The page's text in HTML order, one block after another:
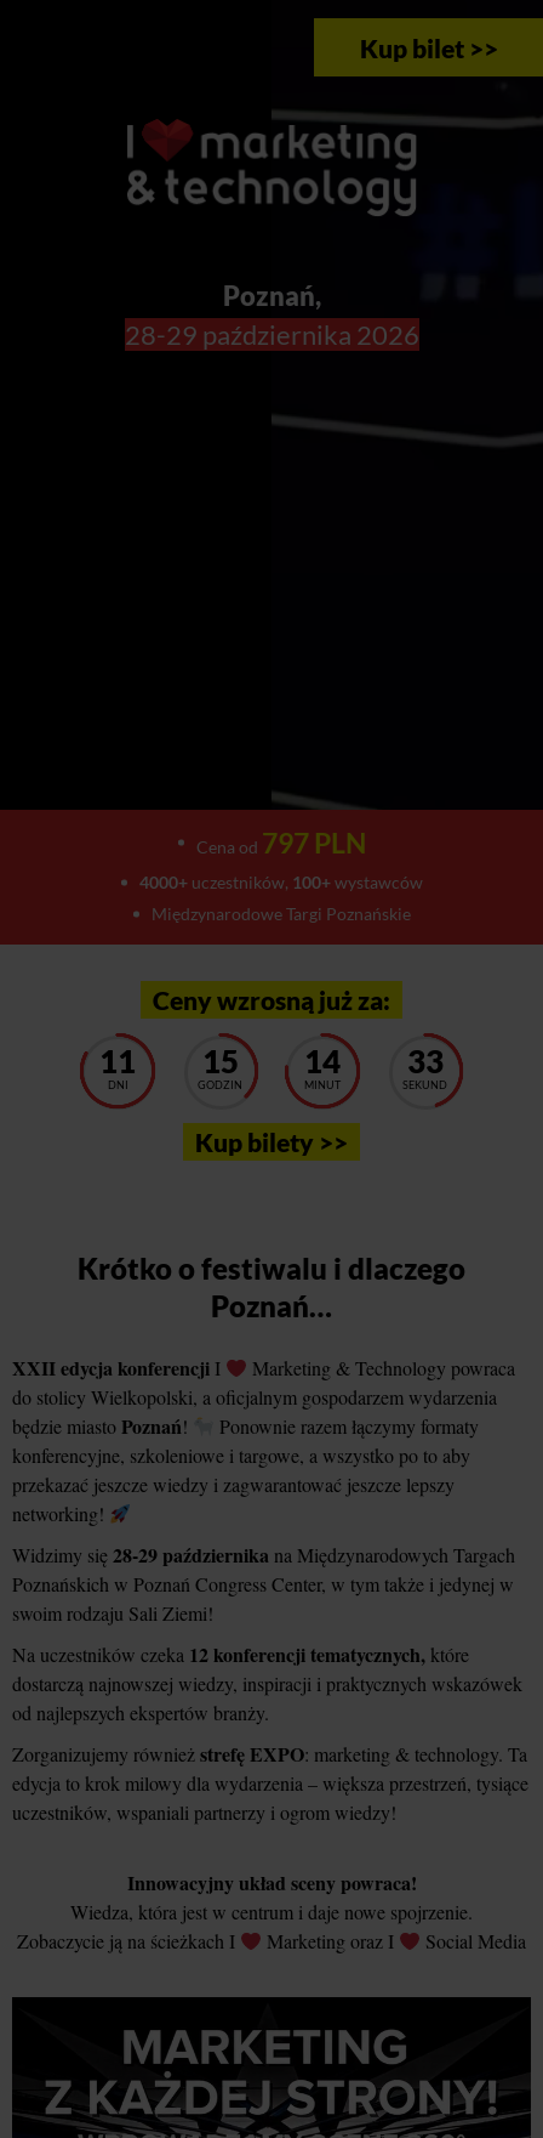
Kup bilet >>
Poznań,
28-29 października 2026
Cena od 797 PLN
4000+uczestników, 100+wystawców
Międzynarodowe Targi Poznańskie
Ceny wzrosną już za:
11
DNI
15
GODZIN
14
MINUT
27
SEKUND
Kup bilety >>
Krótko o festiwalu i dlaczego
Poznań…
XXII edycja konferencji I
Marketing & Technology powraca
do stolicy Wielkopolski, a oficjalnym gospodarzem wydarzenia
będzie miasto Poznań!
Ponownie razem łączymy formaty
konferencyjne, szkoleniowe i targowe, a wszystko po to aby
przekazać jeszcze wiedzy i zagwarantować jeszcze lepszy
networking!
Widzimy się28-29 października na Międzynarodowych Targach
Poznańskich w Poznań Congress Center, w tym także i jedynej w
swoim rodzaju Sali Ziemi!
Na uczestników czeka 12 konferencji tematycznych, które
dostarczą najnowszej wiedzy, inspiracji i praktycznych wskazówek
od najlepszych ekspertów branży.
Zorganizujemy równieżstrefę EXPO: marketing & technology. Ta
edycja to krok milowy dla wydarzenia – większa przestrzeń, tysiące
uczestników, wspaniali partnerzy i ogrom wiedzy!
Innowacyjny układ sceny powraca!
Wiedza, która jest w centrum i daje nowe spojrzenie.
Zobaczycie ją na ścieżkach I
Marketing oraz I Social Media